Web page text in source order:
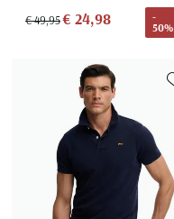
€ 49,95€ 24,98
-
50%